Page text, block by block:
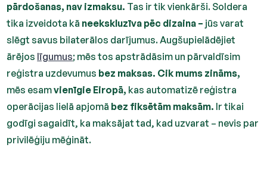
pārdošanas, nav izmaksu. Tas ir tik vienkārši. Soldera
tika izveidota kā neekskluzīva pēc dizaina – jūs varat
slēgt savus bilaterālos darījumus. Augšupielādējiet
ārējos līgumus; mēs tos apstrādāsim un pārvaldīsim
reģistra uzdevumus bez maksas. Cik mums zināms,
mēs esamvienīgie Eiropā, kas automatizē reģistra
operācijas lielā apjomā bez fiksētām maksām. Ir tikai
godīgi sagaidīt, ka maksājat tad, kad uzvarat – nevis par
privilēģiju mēģināt.